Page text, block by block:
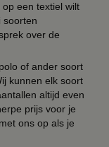
een textiel wilt
soorten
over de
of ander soort
kunnen elk soort
altijd even
prijs voor je
ons op als je